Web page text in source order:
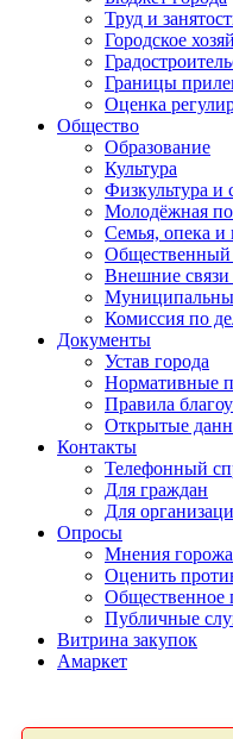
Труд и
Городское
Границы
Оценка
Общество
Образование
Культура
Физкультура и
Молодёжная
Семья, опека и
Общественный
Внешние связи
Комиссия по
Документы
Устав города
Нормативные
Правила
Открытые
Контакты
Телефонный
Для граждан
Для
Опросы
Мнения
Оценить
Общественное
Публичные
Витрина закупок
Амаркет